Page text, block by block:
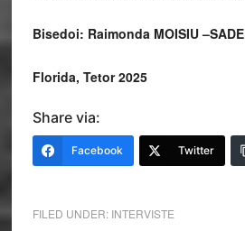
Bisedoi: Raimonda MOISIU –SADE
Florida, Tetor 2025
Share via:
Facebook Twitter
FILED UNDER: INTERVISTE